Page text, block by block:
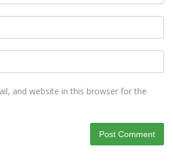
and website in this browser for the